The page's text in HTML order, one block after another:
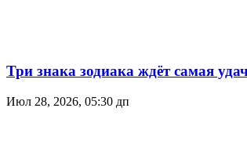
Три знака зодиака ждёт самая
Июл 28, 2026, 05:30 дп